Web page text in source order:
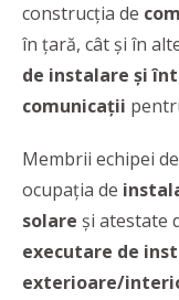
construcția de
în țară, cât și în
de instalare și
comunicații
Membrii echipei
ocupația de
solare și atestate
executare de
exterioare/